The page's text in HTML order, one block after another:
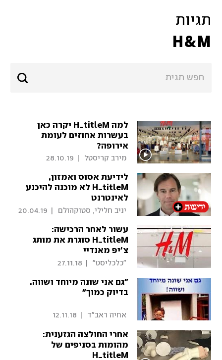
תגיות
H&M
למה H_titleM יקרה כאן
בעשרות אחוזים לעומת
אירופה?
מירב קריסטל 28.10.19
לידיעת אסוס ואמזון,
H_titleM לא מוכנה להיכנע
לאינטרנט
יניב חלילי, סטוקהולם 20.04.19
עשור לאחר הרכישה:
H_titleM סוגרת את מותג
צ'יפ מאנדיי
"כלכליסט" 27.11.18
"גם אני שונה מיוחד ושווה.
בדיוק כמוך"
אחיה ראב"ד 12.11.18
אחרי החולצה הגזענית:
מהומות בסניפים של
H_titleM